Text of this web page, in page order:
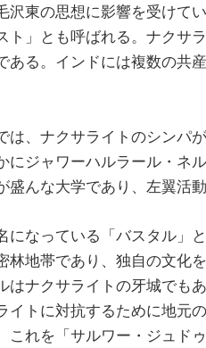
沢東の思想に影響を受けて
ト」とも呼ばれる。ナクサ
ある。インドには複数の共
、ナクサライトのシンパ
にジャワーハルラール・ネ
盛んな大学であり、左翼活
になっている「バスタル」
林地帯であり、独自の文化
はナクサライトの牙城でも
イトに対抗するために地元
これを「サルワー・ジュド